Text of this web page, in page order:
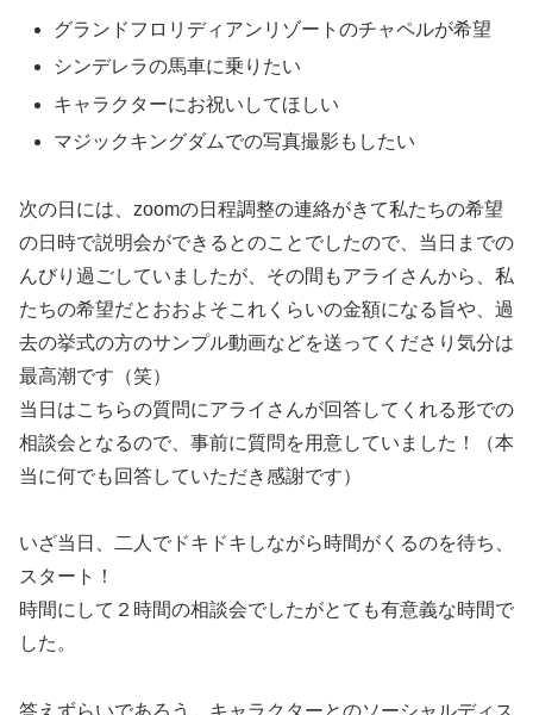
グランドフロリディアンリゾートのチャペルが希望
シンデレラの馬車に乗りたい
キャラクターにお祝いしてほしい
マジックキングダムでの写真撮影もしたい
次の日には、zoomの日程調整の連絡がきて私たちの希望
の日時で説明会ができるとのことでしたので、当日までの
んびり過ごしていましたが、その間もアライさんから、私
たちの希望だとおおよそこれくらいの金額になる旨や、過
去の挙式の方のサンプル動画などを送ってくださり気分は
最高潮です（笑）
当日はこちらの質問にアライさんが回答してくれる形での
相談会となるので、事前に質問を用意していました！（本
当に何でも回答していただき感謝です）
いざ当日、二人でドキドキしながら時間がくるのを待ち、
スタート！
時間にして２時間の相談会でしたがとても有意義な時間で
した。